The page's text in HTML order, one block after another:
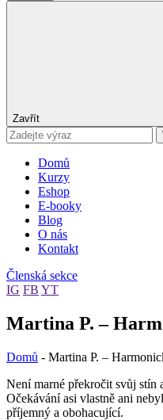
Zavřít
Domů
Kurzy
Eshop
E-booky
Blog
O nás
Kontakt
Členská sekce
IG FB YT
Martina P. –
Domů - Martina P. –
Není marné překročit svůj stín
Očekávání asi vlastně ani
příjemný a obohacující.